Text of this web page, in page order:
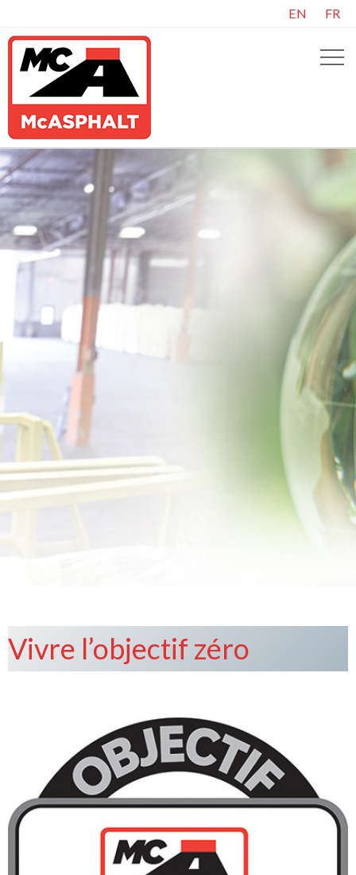
EN FR
Vivre l’objectif zéro